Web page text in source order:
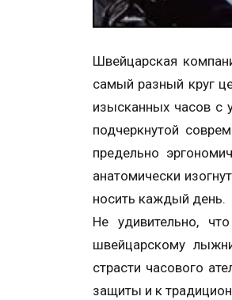
Швейцарская
самый разный круг
изысканных часов с
подчеркнутой
предельно
анатомически
носить каждый день.
Не удивительно,
швейцарскому
страсти часового
защиты и к